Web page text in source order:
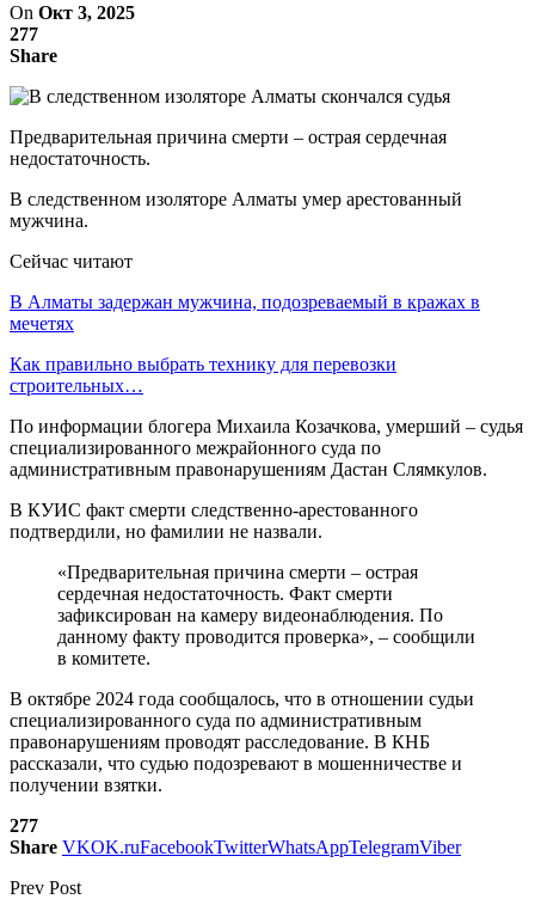
On Окт 3, 2025
277
Share
Предварительная причина смерти – острая сердечная
недостаточность.
В следственном изоляторе Алматы умер арестованный
мужчина.
Сейчас читают
В Алматы задержан мужчина, подозреваемый в кражах в
мечетях
Как правильно выбрать технику для перевозки
строительных…
По информации блогера Михаила Козачкова, умерший – судья
специализированного межрайонного суда по
административным правонарушениям Дастан Слямкулов.
В КУИС факт смерти следственно-арестованного
подтвердили, но фамилии не назвали.
«Предварительная причина смерти – острая
сердечная недостаточность. Факт смерти
зафиксирован на камеру видеонаблюдения. По
данному факту проводится проверка», – сообщили
в комитете.
В октябре 2024 года сообщалось, что в отношении судьи
специализированного суда по административным
правонарушениям проводят расследование. В КНБ
рассказали, что судью подозревают в мошенничестве и
получении взятки.
277
Share VKOK.ruFacebookTwitterWhatsAppTelegramViber
Prev Post